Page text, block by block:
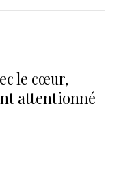
le cœur,
attentionné